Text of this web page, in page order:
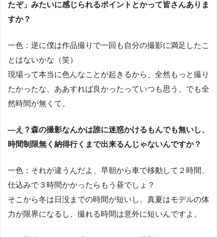
たぞ」みたいに感じられるポイントとかって皆さんありま
すか？
一色：逆に僕は作品撮りで一回も自分の撮影に満足したこ
とはないかな（笑）
現場って本当に色んなことが起きるから、全然もっと撮り
たかったな、ああすれば良かったっていつも思う、でも全
然時間が無くて。
―え？森の撮影なんかは誰に迷惑かけるもんでも無いし、
時間制限無く納得行くまで出来るんじゃないんですか？
一色：それが違うんだよ、早朝から車で移動して２時間、
仕込みで３時間かかったらもう昼でしょ？
そこから冬は日没までの時間が短いし、真夏はモデルの体
力が限界になるし、撮れる時間は意外に短いんですよ。